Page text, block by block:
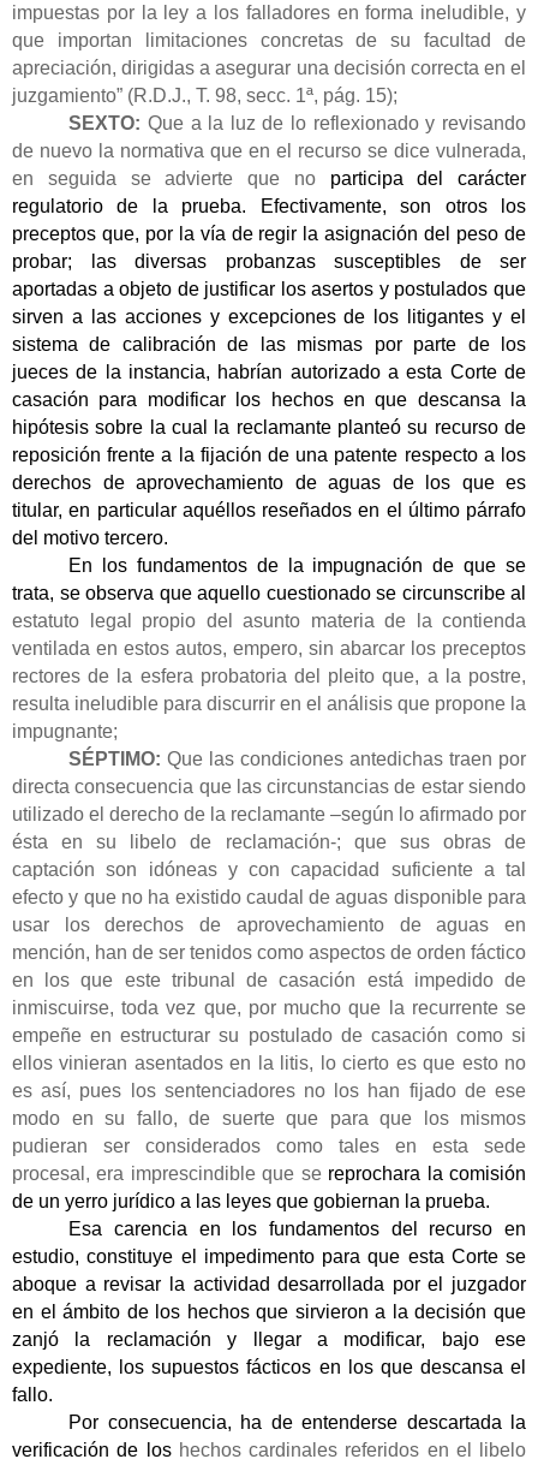
impuestas por la ley a los falladores en forma ineludible, y
que importan limitaciones concretas de su facultad de
apreciación, dirigidas a asegurar una decisión correcta en el
juzgamiento” (R.D.J., T. 98, secc. 1ª, pág. 15);
SEXTO: Que a la luz de lo reflexionado y revisando
de nuevo la normativa que en el recurso se dice vulnerada,
en seguida se advierte que noparticipa del carácter
regulatorio de la prueba. Efectivamente, son otros los
preceptos que, por la vía de regir la asignación del peso de
probar; las diversas probanzas susceptibles de ser
aportadas a objeto de justificar los asertos y postulados que
sirven a las acciones y excepciones de los litigantes y el
sistema de calibración de las mismas por parte de los
jueces de la instancia, habrían autorizado a esta Corte de
casación para modificar los hechos en que descansa la
hipótesis sobre la cual la reclamante planteó su recurso de
reposición frente a la fijación de una patente respecto a los
derechos de aprovechamiento de aguas de los que es
titular, en particular aquéllos reseñados en el último párrafo
del motivo tercero.
En los fundamentos de la impugnación de que se
trata, se observa que aquello cuestionado se circunscribe al
estatuto legal propio del asunto materia de la contienda
ventilada en estos autos, empero, sin abarcar los preceptos
rectores de la esfera probatoria del pleito que, a la postre,
resulta ineludible para discurrir en el análisis que propone la
impugnante;
SÉPTIMO:Que las condiciones antedichas traen por
directa consecuencia que las circunstancias de estar siendo
utilizado el derecho de la reclamante –según lo afirmado por
ésta en su libelo de reclamación-; que sus obras de
captación son idóneas y con capacidad suficiente a tal
efecto y que no ha existido caudal de aguas disponible para
usar los derechos de aprovechamiento de aguas en
mención, han de ser tenidos como aspectos de orden fáctico
en los que este tribunal de casación está impedido de
inmiscuirse, toda vez que, por mucho que la recurrente se
empeñe en estructurar su postulado de casación como si
ellos vinieran asentados en la litis, lo cierto es que esto no
es así, pues los sentenciadores no los han fijado de ese
modo en su fallo, de suerte que para que los mismos
pudieran ser considerados como tales en esta sede
procesal, era imprescindible que se reprochara la comisión
de un yerro jurídico a las leyes que gobiernan la prueba.
Esa carencia en los fundamentos del recurso en
estudio, constituye el impedimento para que esta Corte se
aboque a revisar la actividad desarrollada por el juzgador
en el ámbito de los hechos que sirvieron a la decisión que
zanjó la reclamación y llegar a modificar, bajo ese
expediente, los supuestos fácticos en los que descansa el
fallo.
Por consecuencia, ha de entenderse descartada la
verificación de los hechos cardinales referidos en el libelo